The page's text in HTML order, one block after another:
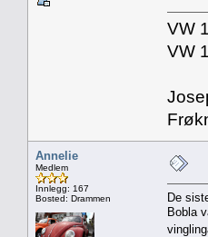
VW
VW
Annelie
Medlem
Innlegg: 167
Bosted: Drammen
De
Bobla